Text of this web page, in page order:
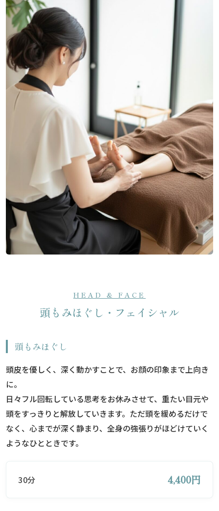
HEAD & FACE
頭もみほぐし・フェイシャル
頭もみほぐし
頭皮を優しく、深く動かすことで、お顔の印象まで上向き
に。
日々フル回転している思考をお休みさせて、重たい目元や
頭をすっきりと解放していきます。ただ頭を緩めるだけで
なく、心までが深く静まり、全身の強張りがほどけていく
ようなひとときです。
30分 4,400円